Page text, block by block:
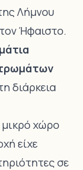
Λήμνου
Ήφαιστο.
διάρκεια
χώρο
είχε
σε